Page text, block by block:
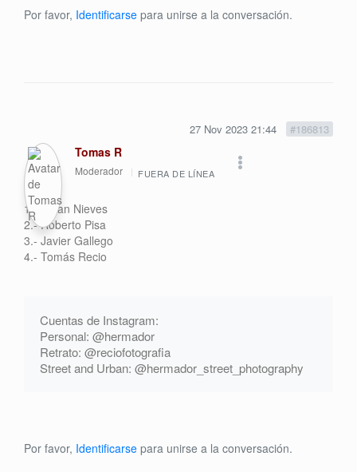
Por favor, Identificarse para unirse a la conversación.
27 Nov 2023 21:44 #186813
Tomas R
Moderador FUERA DE LÍNEA
1.- Julian Nieves
2.- Roberto Pisa
3.- Javier Gallego
4.- Tomás Recio
Cuentas de Instagram:
Personal: @hermador
Retrato: @reciofotografia
Street and Urban: @hermador_street_photography
Por favor, Identificarse para unirse a la conversación.